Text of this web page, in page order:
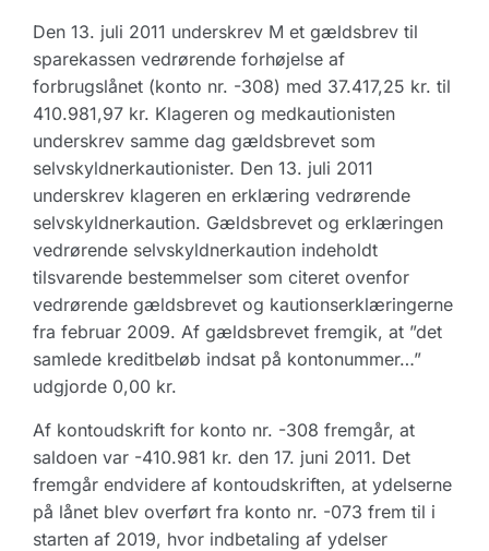
Den 13. juli 2011 underskrev M et gældsbrev til
sparekassen vedrørende forhøjelse af
forbrugslånet (konto nr. -308) med 37.417,25 kr. til
410.981,97 kr. Klageren og medkautionisten
underskrev samme dag gældsbrevet som
selvskyldnerkautionister. Den 13. juli 2011
underskrev klageren en erklæring vedrørende
selvskyldnerkaution. Gældsbrevet og erklæringen
vedrørende selvskyldnerkaution indeholdt
tilsvarende bestemmelser som citeret ovenfor
vedrørende gældsbrevet og kautionserklæringerne
fra februar 2009. Af gældsbrevet fremgik, at ”det
samlede kreditbeløb indsat på kontonummer…”
udgjorde 0,00 kr.
Af kontoudskrift for konto nr. -308 fremgår, at
saldoen var -410.981 kr. den 17. juni 2011. Det
fremgår endvidere af kontoudskriften, at ydelserne
på lånet blev overført fra konto nr. -073 frem til i
starten af 2019, hvor indbetaling af ydelser